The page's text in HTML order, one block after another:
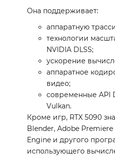
Она поддерживает:
аппаратную
технологии
NVIDIA DLSS;
ускорение
аппаратное
видео;
современные API
Vulkan.
Кроме игр, RTX 5090
Blender, Adobe
Engine и другого
использующего